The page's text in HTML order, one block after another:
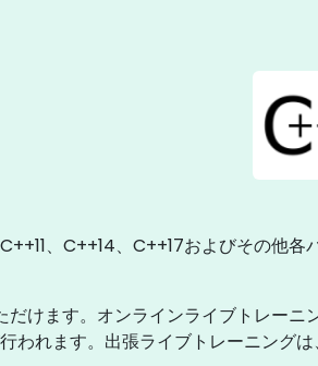
、C++14、C++17およびその他各
けます。オンラインライブトレーニ
われます。出張ライブトレーニングは